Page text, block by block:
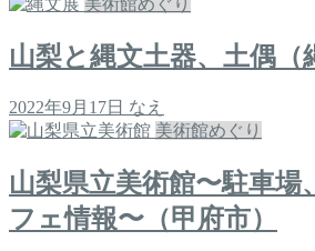
美術館めぐり
山梨と縄文土器、土偶（
2022年9月17日 なえ
美術館めぐり
山梨県立美術館〜駐車場
フェ情報〜（甲府市）